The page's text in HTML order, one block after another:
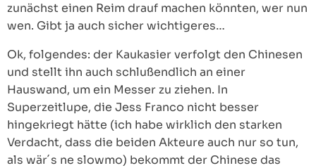
zunächst einen Reim drauf machen könnten, wer nun
wen. Gibt ja auch sicher wichtigeres…
Ok, folgendes: der Kaukasier verfolgt den Chinesen
und stellt ihn auch schlußendlich an einer
Hauswand, um ein Messer zu ziehen. In
Superzeitlupe, die Jess Franco nicht besser
hingekriegt hätte (ich habe wirklich den starken
Verdacht, dass die beiden Akteure auch nur so tun,
als wär´s ne slowmo) bekommt der Chinese das